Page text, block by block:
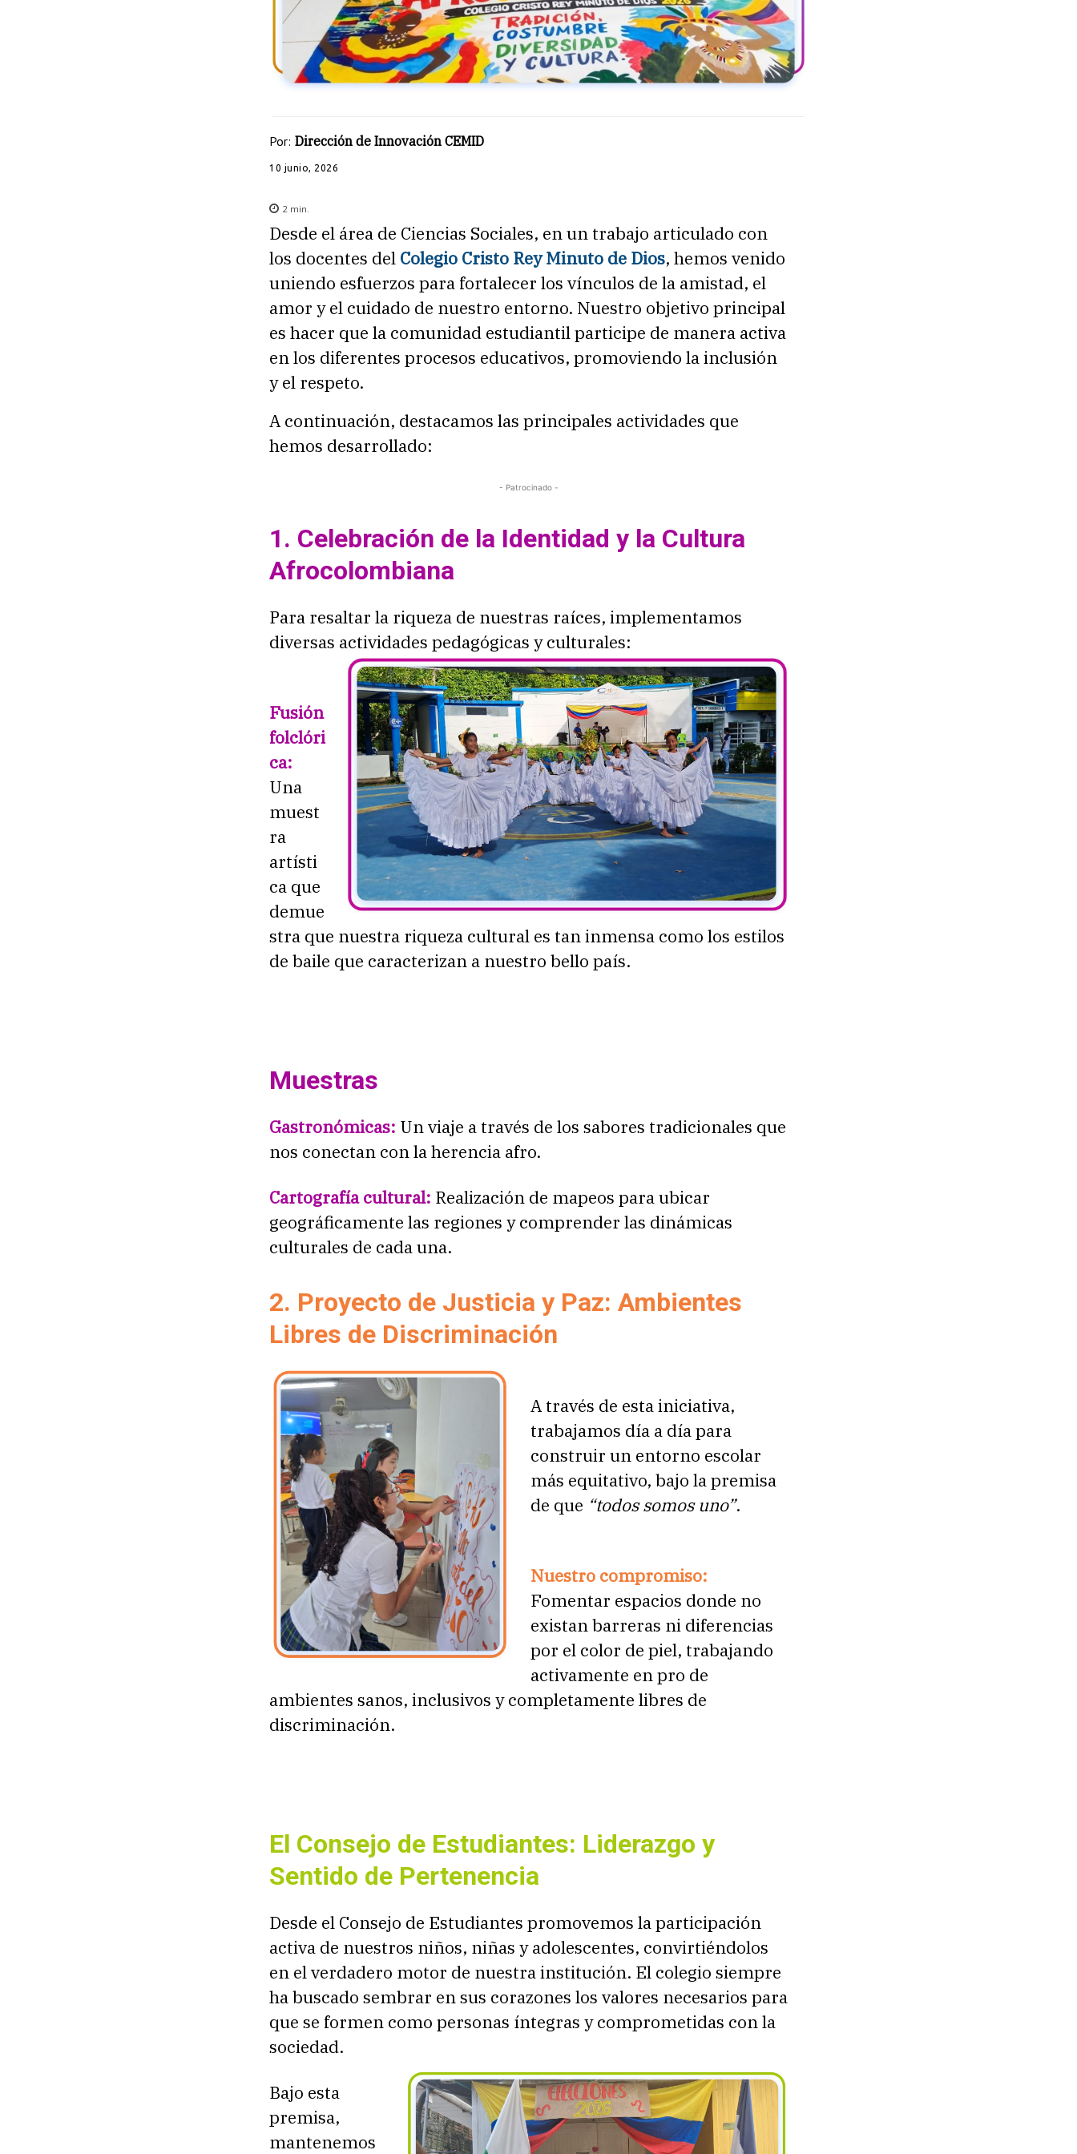
Por: Dirección de Innovación CEMID
10 junio, 2026
2 min.
Desde el área de Ciencias Sociales, en un trabajo articulado con
los docentes del Colegio Cristo Rey Minuto de Dios, hemos venido
uniendo esfuerzos para fortalecer los vínculos de la amistad, el
amor y el cuidado de nuestro entorno. Nuestro objetivo principal
es hacer que la comunidad estudiantil participe de manera activa
en los diferentes procesos educativos, promoviendo la inclusión
y el respeto.
A continuación, destacamos las principales actividades que
hemos desarrollado:
- Patrocinado -
1. Celebración de la Identidad y la Cultura
Afrocolombiana
Para resaltar la riqueza de nuestras raíces, implementamos
diversas actividades pedagógicas y culturales:
Fusión
folclóri
ca:
Una
muest
ra
artísti
ca que
demue
stra que nuestra riqueza cultural es tan inmensa como los estilos
de baile que caracterizan a nuestro bello país.
Muestras
Gastronómicas: Un viaje a través de los sabores tradicionales que
nos conectan con la herencia afro.
Cartografía cultural: Realización de mapeos para ubicar
geográficamente las regiones y comprender las dinámicas
culturales de cada una.
2. Proyecto de Justicia y Paz: Ambientes
Libres de Discriminación
A través de esta iniciativa,
trabajamos día a día para
construir un entorno escolar
más equitativo, bajo la premisa
de que “todos somos uno”.
Nuestro compromiso:
Fomentar espacios donde no
existan barreras ni diferencias
por el color de piel, trabajando
activamente en pro de
ambientes sanos, inclusivos y completamente libres de
discriminación.
El Consejo de Estudiantes: Liderazgo y
Sentido de Pertenencia
Desde el Consejo de Estudiantes promovemos la participación
activa de nuestros niños, niñas y adolescentes, convirtiéndolos
en el verdadero motor de nuestra institución. El colegio siempre
ha buscado sembrar en sus corazones los valores necesarios para
que se formen como personas íntegras y comprometidas con la
sociedad.
Bajo esta
premisa,
mantenemos